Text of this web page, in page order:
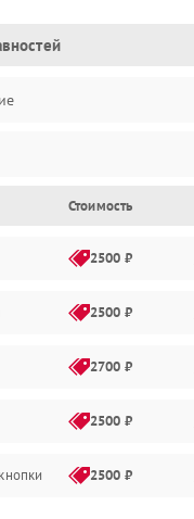
Стоимость
2500 ₽
2500 ₽
2700 ₽
2500 ₽
2500 ₽